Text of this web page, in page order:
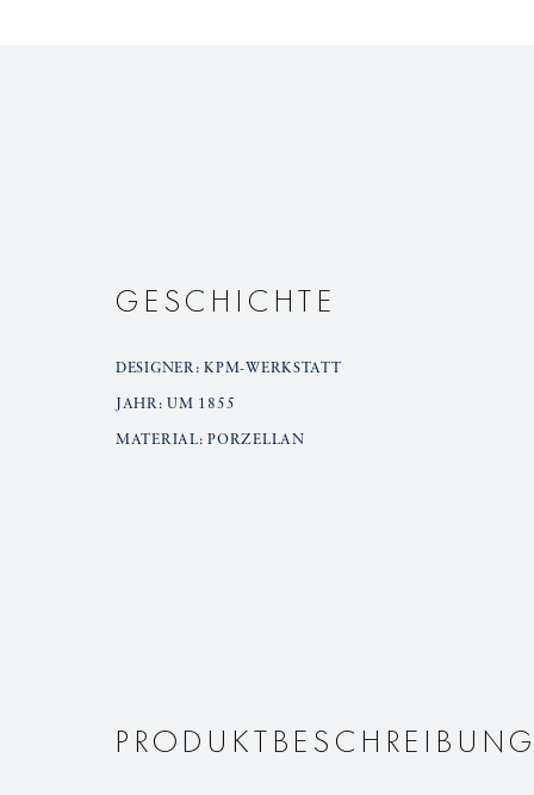
GESCHICHTE
DESIGNER: KPM-WERKSTATT
JAHR: UM 1855
MATERIAL: PORZELLAN
PRODUKTBESCHREIBUNG